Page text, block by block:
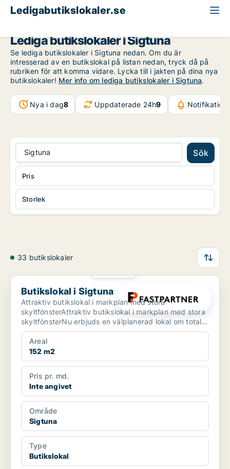
Ledigabutikslokaler.se
Lediga butikslokaler i Sigtuna
Se lediga butikslokaler i Sigtuna nedan. Om du är
intresserad av en butikslokal på listan nedan, tryck då på
rubriken för att komma vidare. Lycka till i jakten på dina nya
butikslokaler! Mer info om lediga butikslokaler i Sigtuna.
Nya i dag8 Uppdaterade 24h9
Sigtuna Sök
Storlek
Pris
33 butikslokaler
Butikslokal i Sigtuna
Butikslokal i Sigtuna
Attraktiv butikslokal i markplan med stora
skyltfönsterAttraktiv butikslokal i markplan med stora
skyltfönsterNu erbjuds en välplanerad lokal om totalt
cirka...
Areal
152 m2
Pris pr. md.
Inte angivet
Område
Sigtuna
Type
Butikslokal